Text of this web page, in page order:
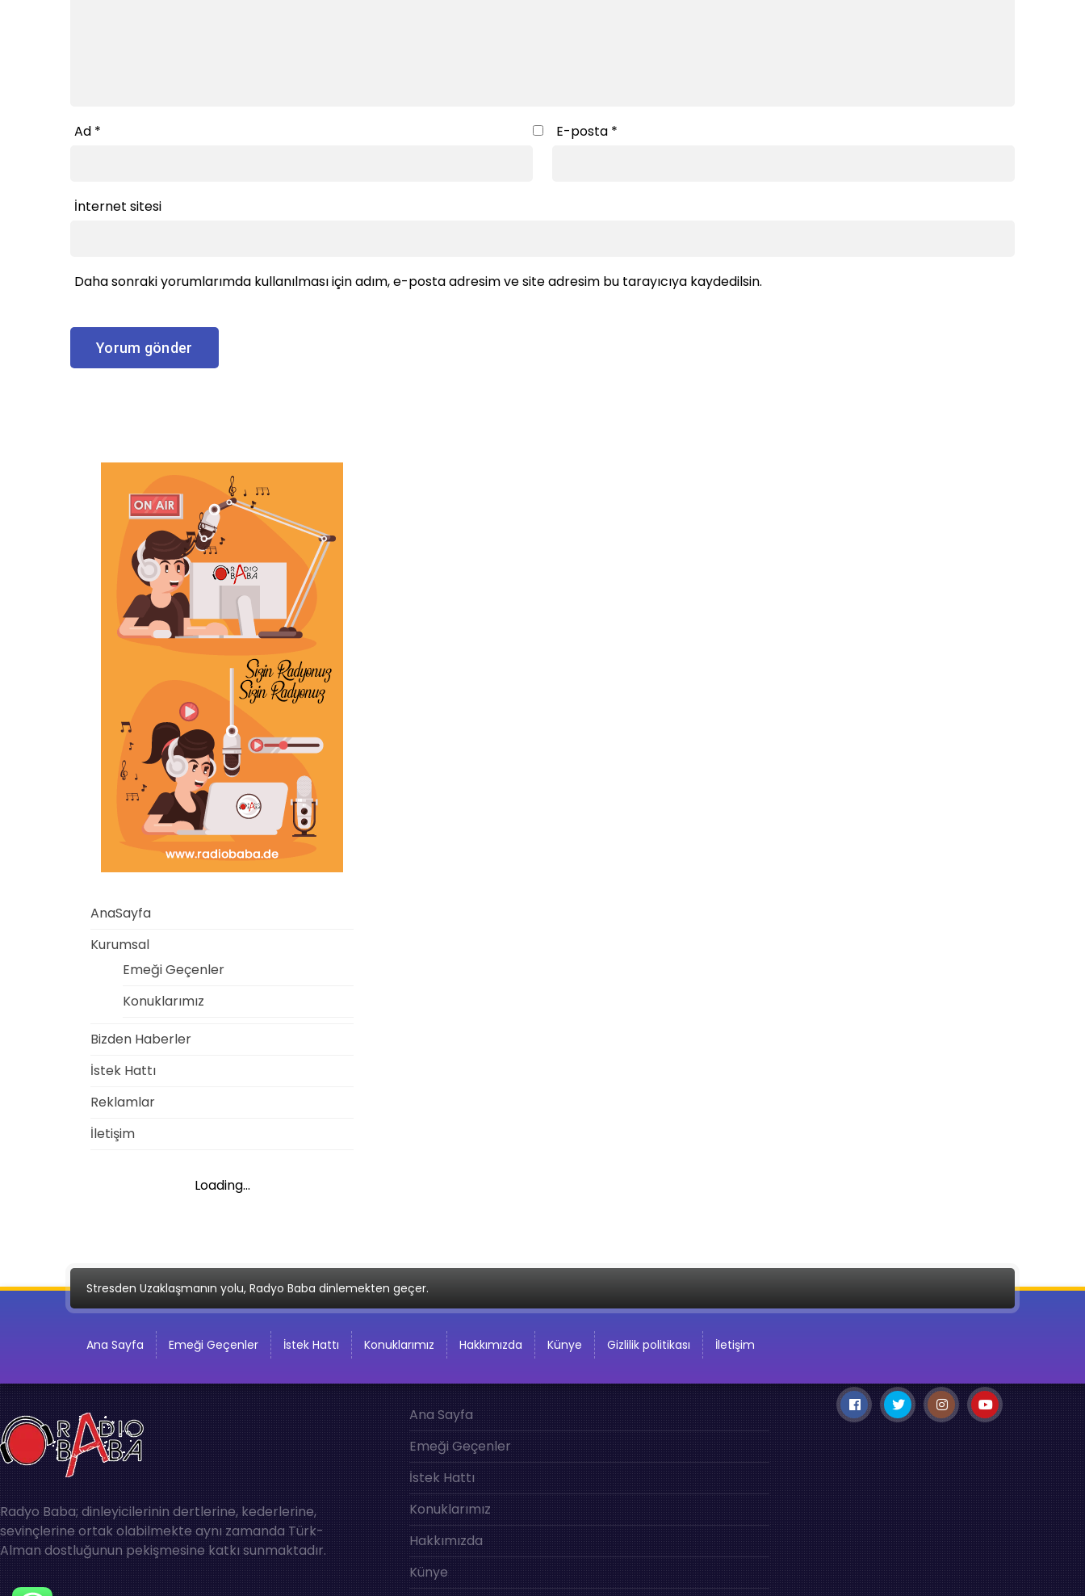
Ad * E-posta *
İnternet sitesi
Daha sonraki yorumlarımda kullanılması için adım, e-posta adresim ve site adresim bu tarayıcıya kaydedilsin.
AnaSayfa
Kurumsal
Emeği Geçenler
Konuklarımız
Bizden Haberler
İstek Hattı
Reklamlar
İletişim
Loading...
Stresden Uzaklaşmanın yolu, Radyo Baba dinlemekten geçer.
Ana Sayfa Emeği Geçenler İstek Hattı Konuklarımız Hakkımızda Künye Gizlilik politikası İletişim
Radyo Baba; dinleyicilerinin dertlerine, kederlerine,
sevinçlerine ortak olabilmekte aynı zamanda Türk-
Alman dostluğunun pekişmesine katkı sunmaktadır.
Ana Sayfa
Emeği Geçenler
İstek Hattı
Konuklarımız
Hakkımızda
Künye